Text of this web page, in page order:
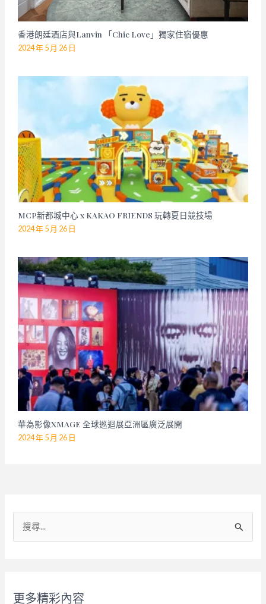
香港朗廷酒店與Lanvin 「Chic Love」獨家住宿優惠
2024 年 5 月 26 日
MCP新都城中心 x KAKAO FRIENDS 玩轉夏日競技場
2024 年 5 月 26 日
華為影像XMAGE 全球巡迴展亞洲區廣泛展開
2024 年 5 月 26 日
更多精彩內容